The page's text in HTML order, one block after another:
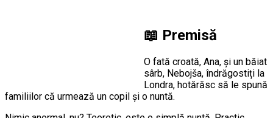
📖 Premisă
O fată croată, Ana, și un băiat
sârb, Nebojša, îndrăgostiți la
Londra, hotărăsc să le spună
familiilor că urmează un copil și o nuntă.